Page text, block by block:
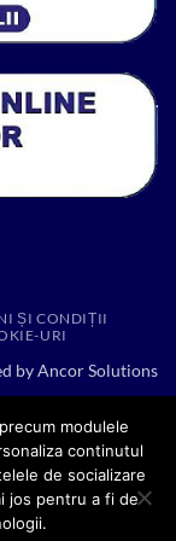
ȘI CONDIȚII
URI
byAncor Solutions
modulele
continutul
de socializare
jos pentru a fi de